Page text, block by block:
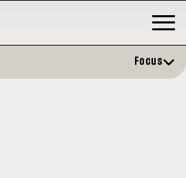
Focus